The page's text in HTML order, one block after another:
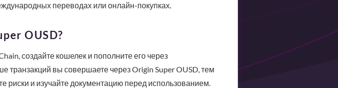
переводах или онлайн-покупках.
OUSD?
создайте кошелек и пополните его через
вы совершаете через Origin Super OUSD, тем
риски и изучайте документацию перед использованием.